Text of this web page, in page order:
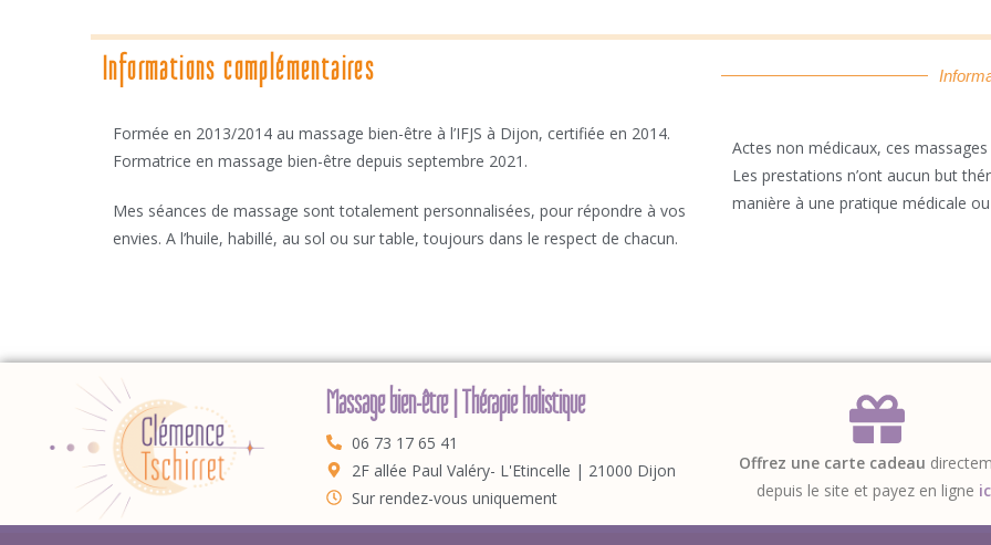
Informations complémentaires
Formée en 2013/2014 au massage bien-être à l’IFJS à Dijon, certifiée en 2014.
Formatrice en massage bien-être depuis septembre 2021.
Mes séances de massage sont totalement personnalisées, pour répondre à vos
envies. A l’huile, habillé, au sol ou sur table, toujours dans le respect de chacun.
Actes non médicaux, ces
Les prestations n’ont aucun but
manière à une pratique médicale ou
Massage bien-être | Thérapie holistique
06 73 17 65 41
2F allée Paul Valéry- L'Etincelle | 21000 Dijon
Sur rendez-vous uniquement
Offrez une carte cadeau
depuis le site et payez en ligne